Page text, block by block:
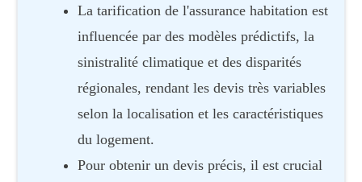
La tarification de l'assurance habitation est
influencée par des modèles prédictifs, la
sinistralité climatique et des disparités
régionales, rendant les devis très variables
selon la localisation et les caractéristiques
du logement.
Pour obtenir un devis précis, il est crucial